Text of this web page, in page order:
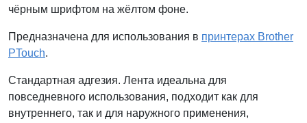
чёрным шрифтом на жёлтом фоне.
Предназначена для использования в принтерах Brother
PTouch.
Стандартная адгезия. Лента идеальна для
повседневного использования, подходит как для
внутреннего, так и для наружного применения,